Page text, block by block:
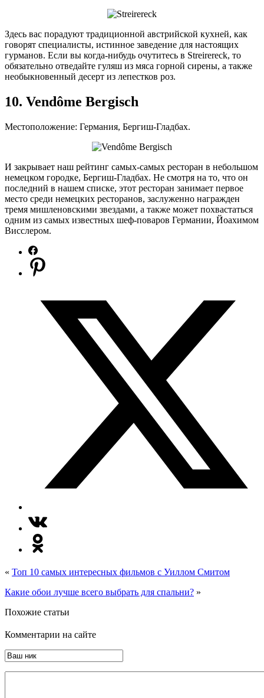
Здесь вас порадуют традиционной австрийской кухней, как
говорят специалисты, истинное заведение для настоящих
гурманов. Если вы когда-нибудь очутитесь в Streirereck, то
обязательно отведайте гуляш из мяса горной сирены, а также
необыкновенный десерт из лепестков роз.
10. Vendôme Bergisch
Местоположение: Германия, Бергиш-Гладбах.
И закрывает наш рейтинг самых-самых ресторан в небольшом
немецком городке, Бергиш-Гладбах. Не смотря на то, что он
последний в нашем списке, этот ресторан занимает первое
место среди немецких ресторанов, заслуженно награжден
тремя мишленовскими звездами, а также может похвастаться
одним из самых известных шеф-поваров Германии, Йоахимом
Висслером.
« Топ 10 самых интересных фильмов с Уиллом Смитом
Какие обои лучше всего выбрать для спальни? »
Похожие статьи
Комментарии на сайте